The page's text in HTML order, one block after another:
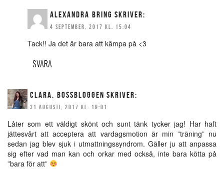
ALEXANDRA BRING SKRIVER:
4 SEPTEMBER, 2017 KL. 15:04
Tack!! Ja det är bara att kämpa på <3
SVARA
CLARA, BOSSBLOGGEN SKRIVER:
31 AUGUSTI, 2017 KL. 19:01
Låter som ett väldigt skönt och sunt tänk tycker jag! Har haft
jättesvårt att acceptera att vardagsmotion är min ”träning” nu
sedan jag blev sjuk i utmattningssyndrom. Gäller ju att anpassa
sig efter vad man kan och orkar med också, inte bara kötta på
”bara för att”